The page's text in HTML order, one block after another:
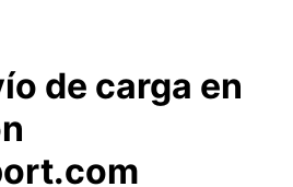
de carga en